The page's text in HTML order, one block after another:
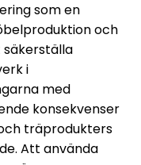
som en
och
i
med
konsekvenser
träprodukters
Att använda